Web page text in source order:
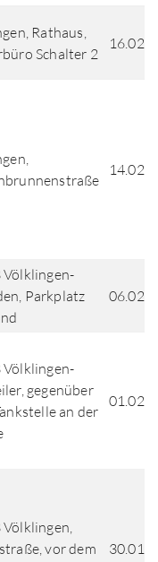
Rathaus,
Schalter 2
Völklingen-
Parkplatz
Völklingen-
gegenüber
an der
vor dem